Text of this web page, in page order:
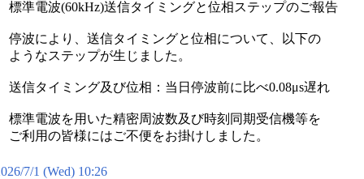
標準電波(60kHz)送信タイミングと位相ステップのご報告
停波により、送信タイミングと位相について、以下の
ようなステップが生じました。
送信タイミング及び位相：当日停波前に比べ0.08μs遅れ
標準電波を用いた精密周波数及び時刻同期受信機等を
ご利用の皆様にはご不便をお掛けしました。
7/1 (Wed) 10:26